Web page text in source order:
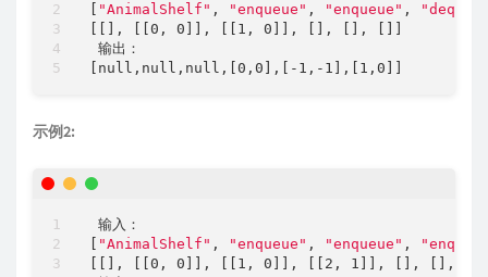
"AnimalShelf" , "enqueue" , "enqueue" ,
, [[0, 0] ], [[1, 0] ], , ,
[null,null,null,[0,0]
, [-1,-1] , [1,0]
示例2:
[ "AnimalShelf" , "enqueue" , "enqueue" ,
[[] , [[0, 0] ], [[1, 0] ], [[2, 1] ], [] , [] ,